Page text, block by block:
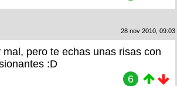
28 nov 2010, 09:03
pero te echas unas risas con
:D
6